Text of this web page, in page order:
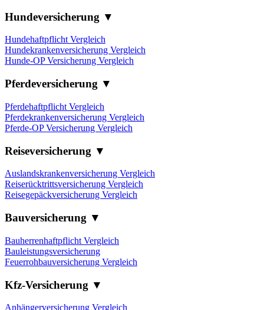
Hundeversicherung ▼
Hundehaftpflicht Vergleich
Hundekrankenversicherung Vergleich
Hunde-OP Versicherung Vergleich
Pferdeversicherung ▼
Pferdehaftpflicht Vergleich
Pferdekrankenversicherung Vergleich
Pferde-OP Versicherung Vergleich
Reiseversicherung ▼
Auslandskrankenversicherung Vergleich
Reiserücktrittsversicherung Vergleich
Reisegepäckversicherung Vergleich
Bauversicherung ▼
Bauherrenhaftpflicht Vergleich
Bauleistungsversicherung
Feuerrohbauversicherung Vergleich
Kfz-Versicherung ▼
Anhängerversicherung Vergleich